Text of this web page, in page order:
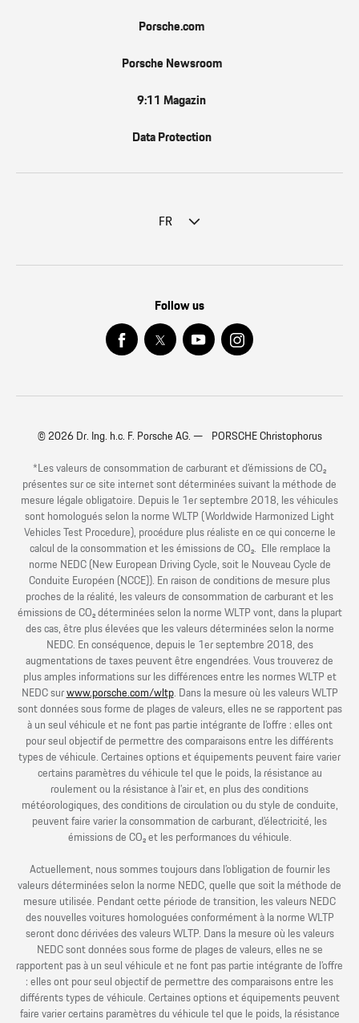
Porsche.com
Porsche Newsroom
9:11 Magazin
Data Protection
FR
Follow us
© 2026 Dr. Ing. h.c. F. Porsche AG. — PORSCHE Christophorus
*Les valeurs de consommation de carburant et d’émissions de CO₂
présentes sur ce site internet sont déterminées suivant la méthode de
mesure légale obligatoire. Depuis le 1er septembre 2018, les véhicules
sont homologués selon la norme WLTP (Worldwide Harmonized Light
Vehicles Test Procedure), procédure plus réaliste en ce qui concerne le
calcul de la consommation et les émissions de CO₂. Elle remplace la
norme NEDC (New European Driving Cycle, soit le Nouveau Cycle de
Conduite Européen (NCCE)). En raison de conditions de mesure plus
proches de la réalité, les valeurs de consommation de carburant et les
émissions de CO₂ déterminées selon la norme WLTP vont, dans la plupart
des cas, être plus élevées que les valeurs déterminées selon la norme
NEDC. En conséquence, depuis le 1er septembre 2018, des
augmentations de taxes peuvent être engendrées. Vous trouverez de
plus amples informations sur les différences entre les normes WLTP et
NEDC surwww.porsche.com/wltp. Dans la mesure où les valeurs WLTP
sont données sous forme de plages de valeurs, elles ne se rapportent pas
à un seul véhicule et ne font pas partie intégrante de l’offre : elles ont
pour seul objectif de permettre des comparaisons entre les différents
types de véhicule. Certaines options et équipements peuvent faire varier
certains paramètres du véhicule tel que le poids, la résistance au
roulement ou la résistance à l’air et, en plus des conditions
météorologiques, des conditions de circulation ou du style de conduite,
peuvent faire varier la consommation de carburant, d’électricité, les
émissions de CO₂ et les performances du véhicule.
Actuellement, nous sommes toujours dans l’obligation de fournir les
valeurs déterminées selon la norme NEDC, quelle que soit la méthode de
mesure utilisée. Pendant cette période de transition, les valeurs NEDC
des nouvelles voitures homologuées conformément à la norme WLTP
seront donc dérivées des valeurs WLTP. Dans la mesure où les valeurs
NEDC sont données sous forme de plages de valeurs, elles ne se
rapportent pas à un seul véhicule et ne font pas partie intégrante de l’offre
: elles ont pour seul objectif de permettre des comparaisons entre les
différents types de véhicule. Certaines options et équipements peuvent
faire varier certains paramètres du véhicule tel que le poids, la résistance